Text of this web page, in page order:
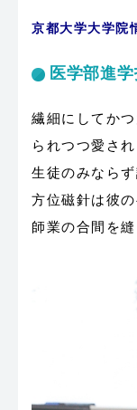
京都大学大学院
医学部進
繊細にしてか
られつつ愛さ
生徒のみなら
方位磁針は彼
師業の合間を